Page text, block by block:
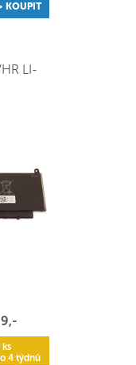
KOUPIT
LI-
ks
4 týdnů